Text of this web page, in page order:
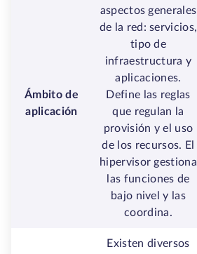
Ámbito de
aplicación
aspectos generales
de la red: servicios,
tipo de
infraestructura y
aplicaciones.
Define las reglas
que regulan la
provisión y el uso
de los recursos. El
hipervisor gestiona
las funciones de
bajo nivel y las
coordina.
Existen diversos